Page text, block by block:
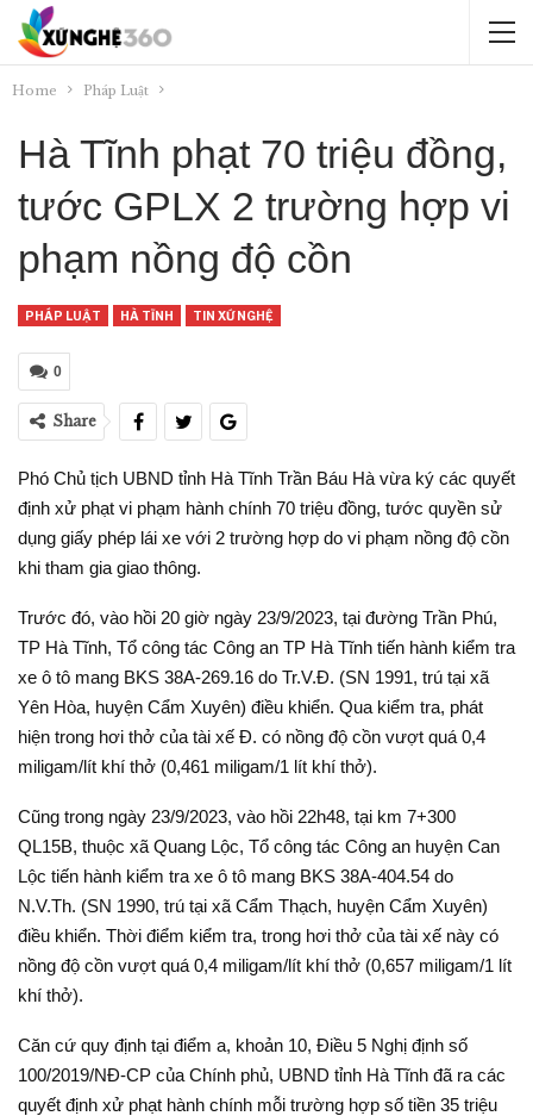
Home Pháp Luật
Hà Tĩnh phạt 70 triệu đồng,
tước GPLX 2 trường hợp vi
phạm nồng độ cồn
PHÁP LUẬT HÀ TĨNH TIN XỨ NGHỆ
0
Share
Phó Chủ tịch UBND tỉnh Hà Tĩnh Trần Báu Hà vừa ký các quyết
định xử phạt vi phạm hành chính 70 triệu đồng, tước quyền sử
dụng giấy phép lái xe với 2 trường hợp do vi phạm nồng độ cồn
khi tham gia giao thông.
Trước đó, vào hồi 20 giờ ngày 23/9/2023, tại đường Trần Phú,
TP Hà Tĩnh, Tổ công tác Công an TP Hà Tĩnh tiến hành kiểm tra
xe ô tô mang BKS 38A-269.16 do Tr.V.Đ. (SN 1991, trú tại xã
Yên Hòa, huyện Cẩm Xuyên) điều khiển. Qua kiểm tra, phát
hiện trong hơi thở của tài xế Đ. có nồng độ cồn vượt quá 0,4
miligam/lít khí thở (0,461 miligam/1 lít khí thở).
Cũng trong ngày 23/9/2023, vào hồi 22h48, tại km 7+300
QL15B, thuộc xã Quang Lộc, Tổ công tác Công an huyện Can
Lộc tiến hành kiểm tra xe ô tô mang BKS 38A-404.54 do
N.V.Th. (SN 1990, trú tại xã Cẩm Thạch, huyện Cẩm Xuyên)
điều khiển. Thời điểm kiểm tra, trong hơi thở của tài xế này có
nồng độ cồn vượt quá 0,4 miligam/lít khí thở (0,657 miligam/1 lít
khí thở).
Căn cứ quy định tại điểm a, khoản 10, Điều 5 Nghị định số
100/2019/NĐ-CP của Chính phủ, UBND tỉnh Hà Tĩnh đã ra các
quyết định xử phạt hành chính mỗi trường hợp số tiền 35 triệu